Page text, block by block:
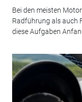
Bei den meisten
Radführung als auch
diese Aufgaben